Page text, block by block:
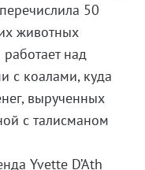
50
животных
над
с коалами, куда
вырученных
с талисманом
Yvette D’Ath